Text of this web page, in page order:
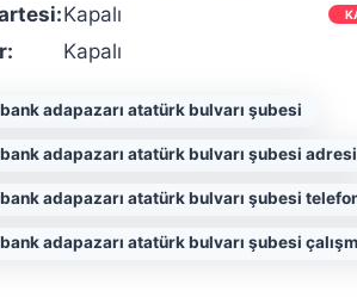
Kapalı
Kapalı
adapazarı atatürk bulvarı şubesi
adapazarı atatürk bulvarı şubesi adresi
adapazarı atatürk bulvarı şubesi
adapazarı atatürk bulvarı şubesi